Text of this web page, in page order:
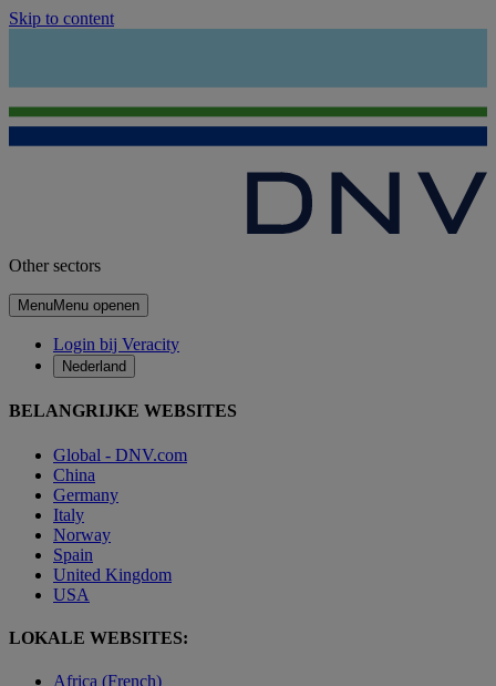
Skip to content
Other sectors
MenuMenu openen
Login bij Veracity
Nederland
BELANGRIJKE WEBSITES
Global - DNV.com
China
Germany
Italy
Norway
Spain
United Kingdom
USA
LOKALE WEBSITES:
Africa (French)